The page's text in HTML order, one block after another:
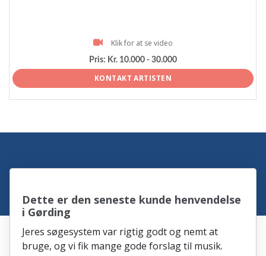
Klik for at se video
Pris: Kr. 10.000 - 30.000
KONTAKT ARTISTEN
Dette er den seneste kunde henvendelse
i Gørding
Jeres søgesystem var rigtig godt og nemt at
bruge, og vi fik mange gode forslag til musik.